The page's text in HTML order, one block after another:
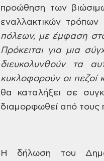
προώθηση των
εναλλακτικών τρόπων
πόλεων, με έμφαση
Πρόκειται για μια
διευκολυνθούν τα
κυκλοφορούν οιπεζοί
θα καταλήξει σε
διαμορφωθεί από τους
Η δήλωση του